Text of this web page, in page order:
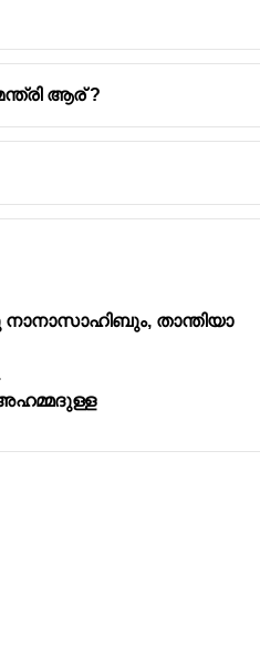
ലെ വിപ്ലവത്തെ സ്വാതന്ത്ര്യ
ആര് ?
നാനാസാഹിബും, താന്തിയാ
അഹമ്മദുള്ള